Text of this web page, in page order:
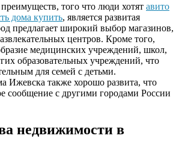
того что люди хотят авито
дома купить, является развитая
предлагает широкий выбор магазинов,
центров. Кроме того,
медицинских учреждений, школ,
образовательных учреждений, что
для семей с детьми.
Ижевска также хорошо развита, что
сообщение с другими городами России
недвижимости в